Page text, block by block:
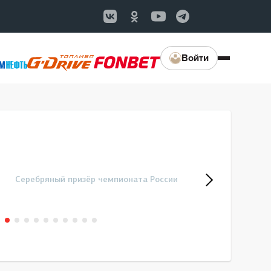
Войти
Серебряный призёр чемпионата России